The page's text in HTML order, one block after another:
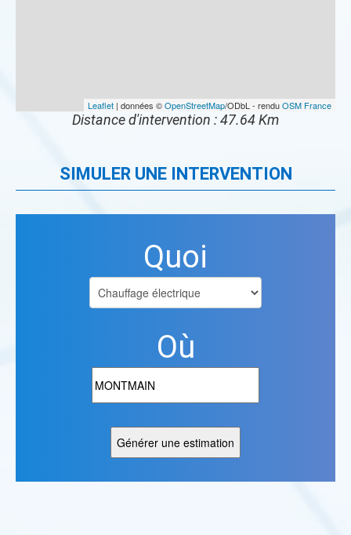
Leaflet | données ©OpenStreetMap/ODbL - renduOSM France
Distance d'intervention : 47.64 Km
SIMULER UNE INTERVENTION
Quoi
Où